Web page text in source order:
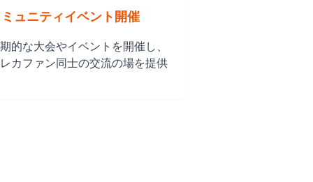
ュニティイベント開催
的な大会やイベントを開催し、
カファン同士の交流の場を提供